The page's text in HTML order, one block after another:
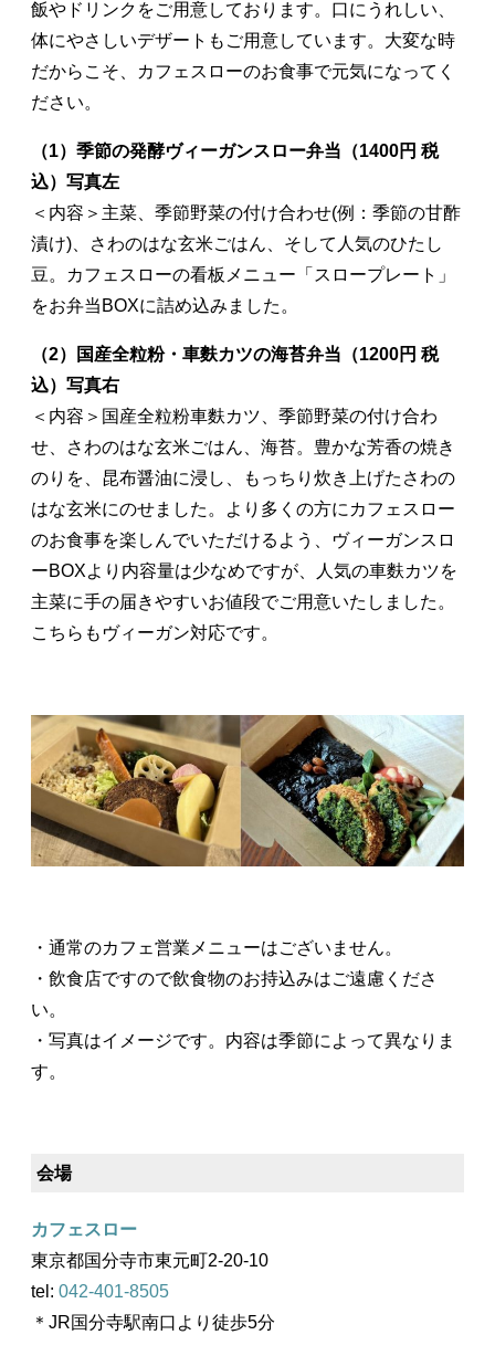
飯やドリンクをご用意しております。口にうれしい、
体にやさしいデザートもご用意しています。大変な時
だからこそ、カフェスローのお食事で元気になってく
ださい。
（1）季節の発酵ヴィーガンスロー弁当（1400円 税
込）写真左
＜内容＞主菜、季節野菜の付け合わせ(例：季節の甘酢
漬け)、さわのはな玄米ごはん、そして人気のひたし
豆。カフェスローの看板メニュー「スロープレート」
をお弁当BOXに詰め込みました。
（2）国産全粒粉・車麩カツの海苔弁当（1200円 税
込） 写真右
＜内容＞国産全粒粉車麩カツ、季節野菜の付け合わ
せ、さわのはな玄米ごはん、海苔。豊かな芳香の焼き
のりを、昆布醤油に浸し、もっちり炊き上げたさわの
はな玄米にのせました。より多くの方にカフェスロー
のお食事を楽しんでいただけるよう、ヴィーガンスロ
ーBOXより内容量は少なめですが、人気の車麩カツを
主菜に手の届きやすいお値段でご用意いたしました。
こちらもヴィーガン対応です。
・通常のカフェ営業メニューはございません。
・飲食店ですので飲食物のお持込みはご遠慮くださ
い。
・写真はイメージです。内容は季節によって異なりま
す。
会場
カフェスロー
東京都国分寺市東元町2-20-10
tel: 042-401-8505
＊JR国分寺駅南口より徒歩5分